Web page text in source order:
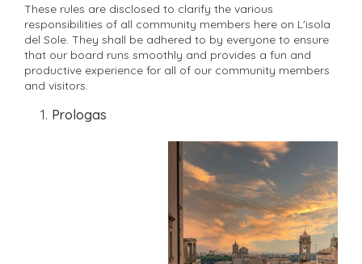
These rules are disclosed to clarify the various
responsibilities of all community members here on L'isola
del Sole. They shall be adhered to by everyone to ensure
that our board runs smoothly and provides a fun and
productive experience for all of our community members
and visitors.
Prologas